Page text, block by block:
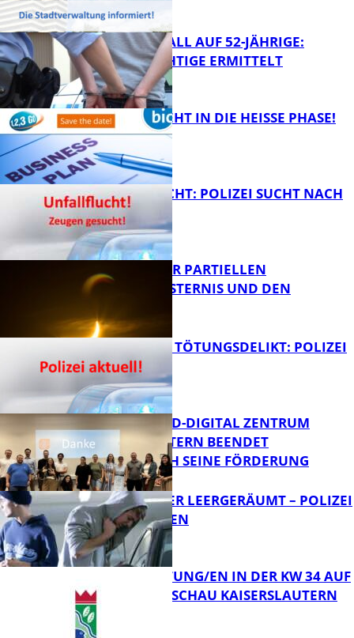
FB News
FB Kultur
FB News
RAUBÜBERFALL AUF 52-JÄHRIGE:
TATVERDÄCHTIGE ERMITTELT
1,2,3 GO® GEHT IN DIE HEISSE PHASE!
UNFALLFLUCHT: POLIZEI SUCHT NACH
ZEUGEN
VORTRAG ZUR PARTIELLEN
SONNENFINSTERNIS UND DEN
PERSEIDEN
FB News
VERSUCHTES TÖTUNGSDELIKT: POLIZEI
ERMITTELT
FB News
MITTELSTAND-DIGITAL ZENTRUM
KAISERSLAUTERN BEENDET
ERFOLGREICH SEINE FÖRDERUNG
TRANSPORTER LEERGERÄUMT – POLIZEI
SUCHT ZEUGEN
VERANSTALTUNG/EN IN DER KW 34 AUF
DER GARTENSCHAU KAISERSLAUTERN